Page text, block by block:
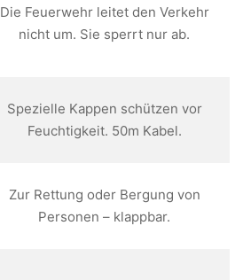
Die Feuerwehr leitet den Verkehr
nicht um. Sie sperrt nur ab.
Spezielle Kappen schützen vor
Feuchtigkeit. 50m Kabel.
Zur Rettung oder Bergung von
Personen – klappbar.